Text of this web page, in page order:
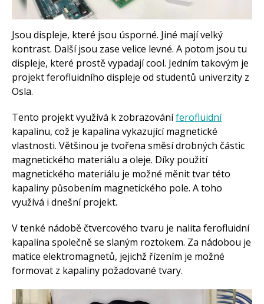
Arduino roboti
Micro:bit
Videa
Koupit
Jsou displeje, které jsou úsporné. Jiné mají velký
kontrast. Další jsou zase velice levné. A potom jsou tu
displeje, které prostě vypadají cool. Jedním takovým je
projekt ferofluidního displeje od studentů univerzity z
Osla.
Tento projekt využívá k zobrazováníferofluidní
kapalinu, což je kapalina vykazující magnetické
vlastnosti. Většinou je tvořena směsí drobných částic
magnetického materiálu a oleje. Díky použití
magnetického materiálu je možné měnit tvar této
kapaliny působením magnetického pole. A toho
využívá i dnešní projekt.
V tenké nádobě čtvercového tvaru je nalita ferofluidní
kapalina společně se slaným roztokem. Za nádobou je
matice elektromagnetů, jejichž řízením je možné
formovat z kapaliny požadované tvary.